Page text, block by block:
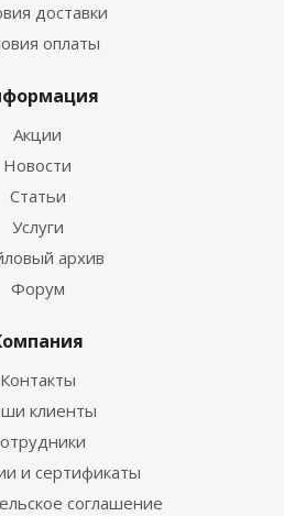
доставки
оплаты
Акции
Новости
Статьи
Услуги
архив
Форум
Контакты
клиенты
и сертификаты
соглашение